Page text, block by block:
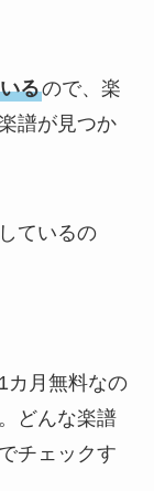
るので、楽
譜が見つか
ているの
カ月無料なの
どんな楽譜
チェックす